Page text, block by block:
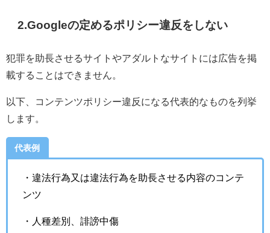
2.Googleの定めるポリシー違反をしない
犯罪を助長させるサイトやアダルトなサイトには広告を掲
載することはできません。
以下、コンテンツポリシー違反になる代表的なものを列挙
します。
代表例
・違法行為又は違法行為を助長させる内容のコンテ
ンツ
・人種差別、誹謗中傷